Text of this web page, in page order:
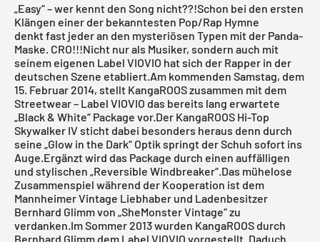
„Easy“ – wer kennt den Song nicht??!Schon bei den ersten
Klängen einer der bekanntesten Pop/Rap Hymne
denkt fast jeder an den mysteriösen Typen mit der Panda-
Maske. CRO!!!Nicht nur als Musiker, sondern auch mit
seinem eigenen Label VIOVIO hat sich der Rapper in der
deutschen Szene etabliert.Am kommenden Samstag, dem
15. Februar 2014, stellt KangaROOS zusammen mit dem
Streetwear – Label VIOVIO das bereits lang erwartete
„Black & White“ Package vor.Der KangaROOS Hi-Top
Skywalker IV sticht dabei besonders heraus denn durch
seine „Glow in the Dark“ Optik springt der Schuh sofort ins
Auge.Ergänzt wird das Package durch einen auffälligen
und stylischen „Reversible Windbreaker“.Das mühelose
Zusammenspiel während der Kooperation ist dem
Mannheimer Vintage Liebhaber und Ladenbesitzer
Bernhard Glimm von „SheMonster Vintage“ zu
verdanken.Im Sommer 2013 wurden KangaROOS durch
Bernhard Glimm dem Label VIOVIO vorgestellt. Daduch